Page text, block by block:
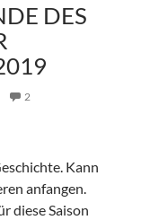
DES
2
Kann
anfangen.
diese Saison